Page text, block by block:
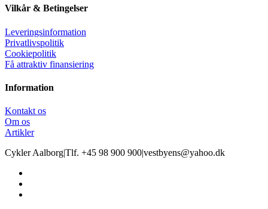
Vilkår & Betingelser
Leveringsinformation
Privatlivspolitik
Cookiepolitik
Få attraktiv finansiering
Information
Kontakt os
Om os
Artikler
Cykler Aalborg|Tlf. +45 98 900 900|vestbyens@yahoo.dk